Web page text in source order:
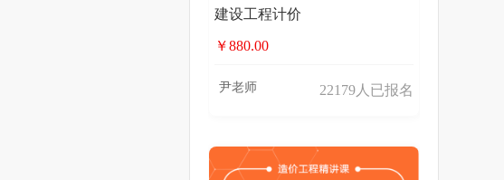
建设工程计价
￥880.00
尹老师 22179人已报名